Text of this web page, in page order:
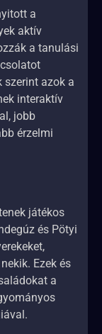
a
aktív
a tanulási
szerint azok a
interaktív
jobb
érzelmi
játékos
és Pötyi
Ezek és
a